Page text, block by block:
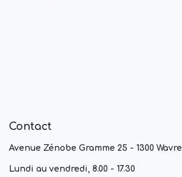
Contact
Avenue Zénobe Gramme 25 - 1300 Wavre
Lundi au vendredi, 8.00 - 17.30